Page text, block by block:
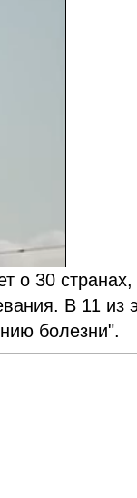
о 30 странах,
В 11 из
болезни".